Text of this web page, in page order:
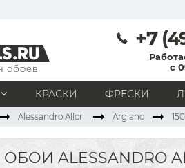
обоев
+7
с
КРАСКИ ФРЕСКИ
Флизелиновые
Текстильные
Alessandro Allori Argiano
ОБОИ ALESSANDRO